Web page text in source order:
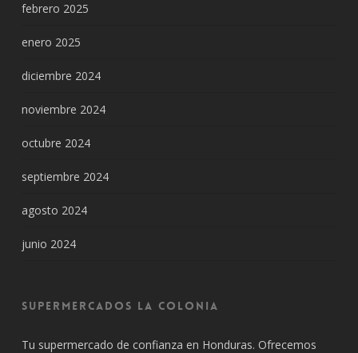
febrero 2025
enero 2025
diciembre 2024
noviembre 2024
octubre 2024
septiembre 2024
agosto 2024
junio 2024
Supermercados La Colonia
Tu supermercado de confianza en Honduras. Ofrecemos